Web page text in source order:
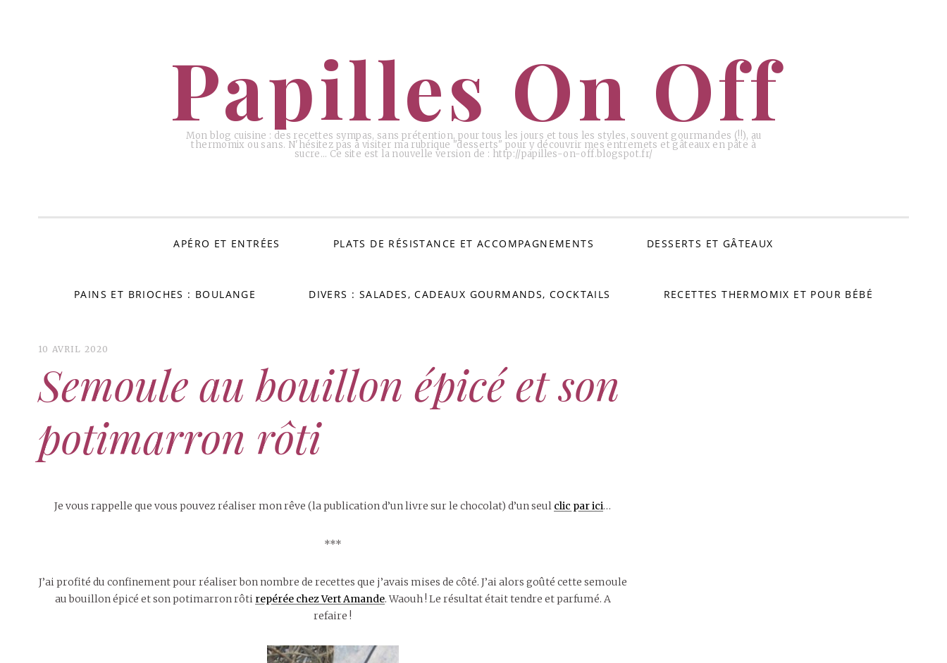
Papilles On Off
Mon blog cuisine : des recettes sympas, sans prétention, pour tous les jours et tous les styles, souvent gourmandes (!!), au
thermomix ou sans. N'hésitez pas à visiter ma rubrique "desserts" pour y découvrir mes entremets et gâteaux en pâte à
sucre… Ce site est la nouvelle version de : http://papilles-on-off.blogspot.fr/
APÉRO ET ENTRÉES PLATS DE RÉSISTANCE ET ACCOMPAGNEMENTS DESSERTS ET GÂTEAUX
PAINS ET BRIOCHES : BOULANGE DIVERS : SALADES, CADEAUX GOURMANDS, COCKTAILS RECETTES THERMOMIX ET POUR BÉBÉ
10 AVRIL 2020
Semoule au bouillon épicé et son
potimarron rôti
Je vous rappelle que vous pouvez réaliser mon rêve (la publication d’un livre sur le chocolat) d’un seul clic par ici…
***
J’ai profité du confinement pour réaliser bon nombre de recettes que j’avais mises de côté. J’ai alors goûté cette semoule
au bouillon épicé et son potimarron rôti repérée chez Vert Amande. Waouh ! Le résultat était tendre et parfumé. A
refaire !